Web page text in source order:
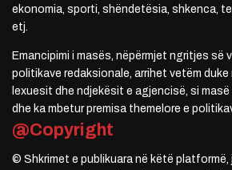
ekonomia, sporti, shëndetësia, shkenca,
etj.
Emancipimi i masës, nëpërmjet ngritjes së
politikave redaksionale, arrihet vetëm duke
lexuesit dhe ndjekësit e agjencisë, si
dhe ka mbetur premisa themelore e
@Copyright
© Shkrimet e publikuara në këtë platformë,